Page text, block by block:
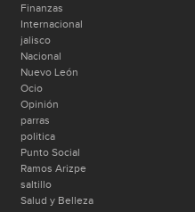
Finanzas
Internacional
jalisco
Nacional
Nuevo León
Ocio
Opinión
parras
politica
Punto Social
Ramos Arizpe
saltillo
Salud y Belleza